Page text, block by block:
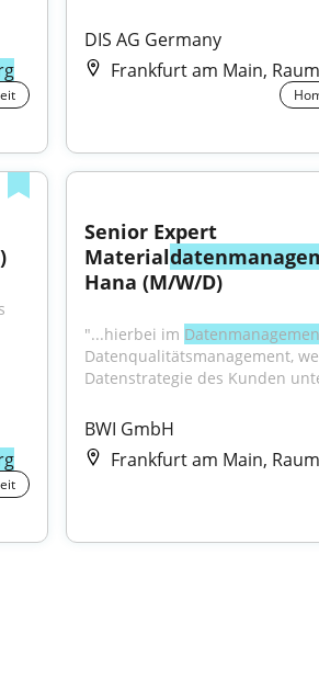
DIS AG Germany
Frankfurt am Main, Raum
Senior Expert
Material
Hana (M/W/D)
"...hierbei im
Datenqualitätsmanagement,
Datenstrategie des Kunden
BWI GmbH
Frankfurt am Main, Raum